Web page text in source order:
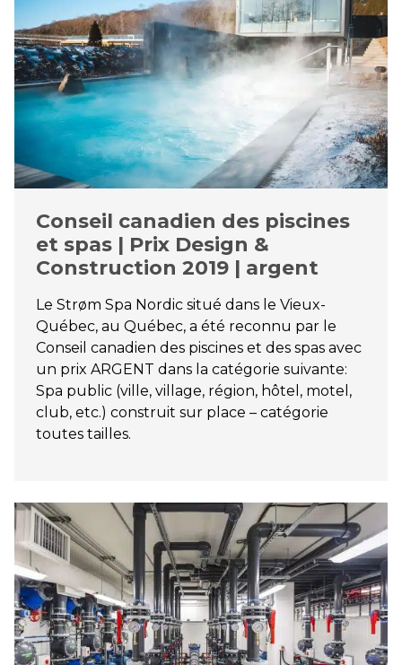
Conseil canadien des piscines
et spas | Prix Design &
Construction 2019 | argent
Le Strøm Spa Nordic situé dans le Vieux-
Québec, au Québec, a été reconnu par le
Conseil canadien des piscines et des spas avec
un prix ARGENT dans la catégorie suivante:
Spa public (ville, village, région, hôtel, motel,
club, etc.) construit sur place – catégorie
toutes tailles.